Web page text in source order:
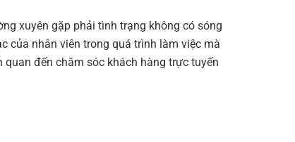
xuyên gặp phải tình trạng không có sóng
của nhân viên trong quá trình làm việc mà
đến chăm sóc khách hàng trực tuyến